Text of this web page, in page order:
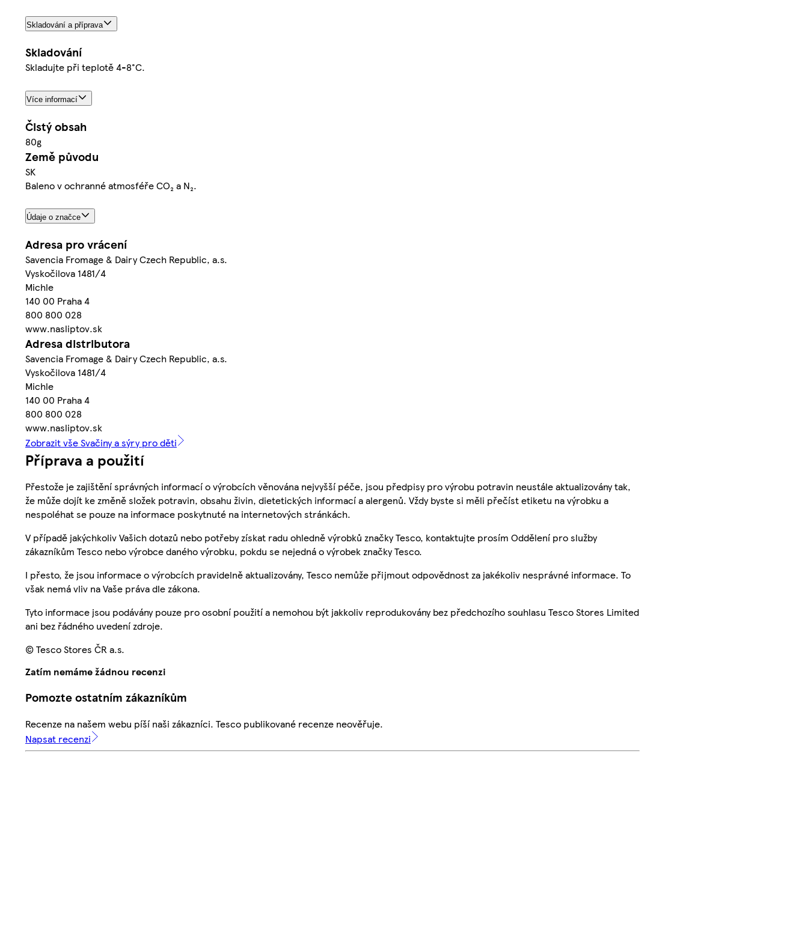
Skladování a příprava
Skladování
Skladujte při teplotě 4-8°C.
Více informací
Čistý obsah
80g
Země původu
SK
Baleno v ochranné atmosféře CO₂ a N₂.
Údaje o značce
Adresa pro vrácení
Savencia Fromage & Dairy Czech Republic, a.s.
Vyskočilova 1481/4
Michle
140 00 Praha 4
800 800 028
www.nasliptov.sk
Adresa distributora
Savencia Fromage & Dairy Czech Republic, a.s.
Vyskočilova 1481/4
Michle
140 00 Praha 4
800 800 028
www.nasliptov.sk
Zobrazit vše Svačiny a sýry pro děti
Příprava a použití
Přestože je zajištění správných informací o výrobcích věnována nejvyšší péče, jsou předpisy pro výrobu potravin neustále aktualizovány tak,
že může dojít ke změně složek potravin, obsahu živin, dietetických informací a alergenů. Vždy byste si měli přečíst etiketu na výrobku a
nespoléhat se pouze na informace poskytnuté na internetových stránkách.
V případě jakýchkoliv Vašich dotazů nebo potřeby získat radu ohledně výrobků značky Tesco, kontaktujte prosím Oddělení pro služby
zákazníkům Tesco nebo výrobce daného výrobku, pokdu se nejedná o výrobek značky Tesco.
I přesto, že jsou informace o výrobcích pravidelně aktualizovány, Tesco nemůže přijmout odpovědnost za jakékoliv nesprávné informace. To
však nemá vliv na Vaše práva dle zákona.
Tyto informace jsou podávány pouze pro osobní použití a nemohou být jakkoliv reprodukovány bez předchozího souhlasu Tesco Stores Limited
ani bez řádného uvedení zdroje.
© Tesco Stores ČR a.s.
Zatím nemáme žádnou recenzi
Pomozte ostatním zákazníkům
Recenze na našem webu píší naši zákazníci. Tesco publikované recenze neověřuje.
Napsat recenzi